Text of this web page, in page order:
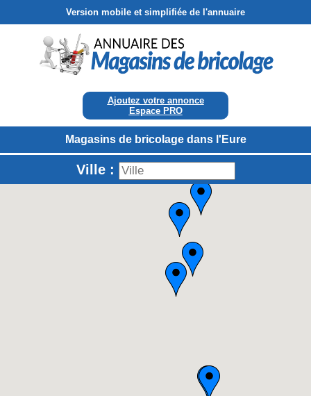
Version mobile et simplifiée de l'annuaire
Ajoutez votre annonce
Espace PRO
Magasins de bricolage dans l'Eure
Ville :